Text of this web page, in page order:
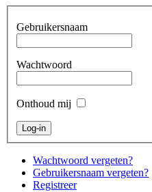
Gebruikersnaam
Wachtwoord
Onthoud mij
Wachtwoord vergeten?
Gebruikersnaam vergeten?
Registreer